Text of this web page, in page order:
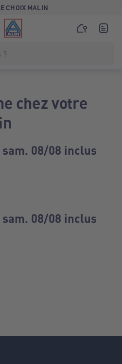
CHOIX MALIN
chez votre
08/08 inclus
08/08 inclus